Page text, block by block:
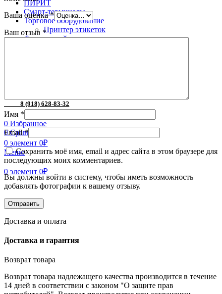
ПИРИТ
Смарт-терминалы
Торговое оборудование
Принтер этикеток
Фискальный регистратор
8 (918) 628-83-32
0 Избранное
0 Сравнить
0 элемент 0₽
Меню
0 элемент 0₽
Ваша оценка*
Ваш отзыв *
Имя *
Email*
Сохранить моё имя, email и адрес сайта в этом браузере для
последующих моих комментариев.
Вы должны войти в систему, чтобы иметь возможность
добавлять фотографии к вашему отзыву.
Доставка и оплата
Доставка и гарантия
Возврат товара
Возврат товара надлежащего качества производится в течение
14 дней в соответствии с законом "О защите прав